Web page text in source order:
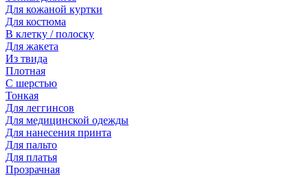
Для кожаной куртки
Для костюма
В клетку / полоску
Для жакета
Из твида
Плотная
С шерстью
Тонкая
Для леггинсов
Для медицинской одежды
Для нанесения принта
Для пальто
Для платья
Прозрачная